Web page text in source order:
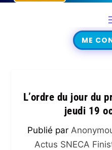
ME
L’ordre du jour du
jeudi 19
Publié par
Actus SNECA